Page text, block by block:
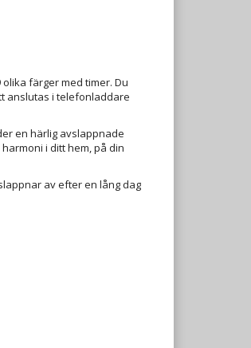
färger med timer. Du
anslutas i telefonladdare
en härlig avslappnade
i ditt hem, på din
av efter en lång dag